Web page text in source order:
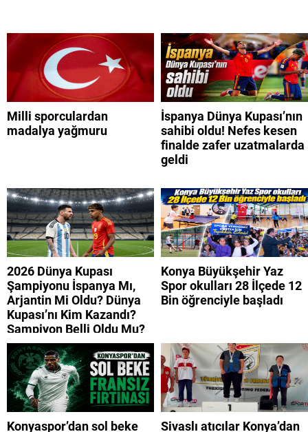
Milli sporculardan
madalya yağmuru
İspanya Dünya Kupası’nın
sahibi oldu! Nefes kesen
finalde zafer uzatmalarda
geldi
2026 Dünya Kupası
Şampiyonu İspanya Mı,
Arjantin Mi Oldu? Dünya
Kupası’nı Kim Kazandı?
Şampiyon Belli Oldu Mu?
Konya Büyükşehir Yaz
Spor okulları 28 İlçede 12
Bin öğrenciyle başladı
Konyaspor’dan sol beke Sivaslı atıcılar Konya’dan